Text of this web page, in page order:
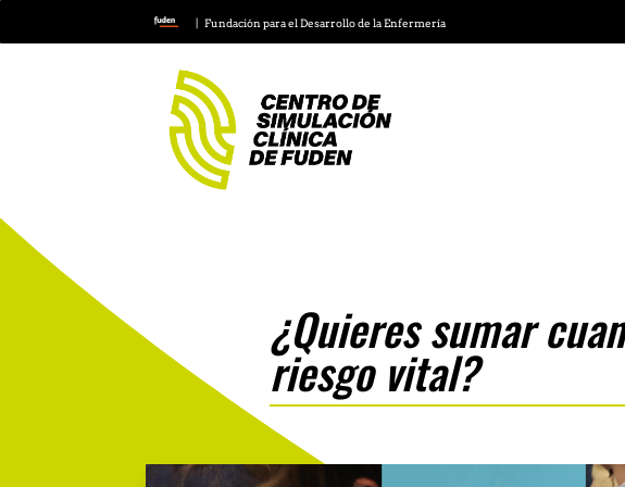
| Fundación para el Desarrollo de la Enfermería
¿Quieres sumar
riesgo vital?